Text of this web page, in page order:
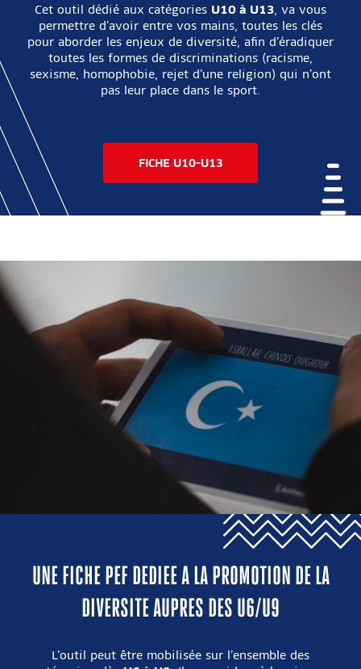
Cet outil dédié aux catégories U10 à U13 , va vous
permettre d’avoir entre vos mains, toutes les clés
pour aborder les enjeux de diversité, afin d’éradiquer
toutes les formes de discriminations (racisme,
sexisme, homophobie, rejet d’une religion) qui n’ont
pas leur place dans le sport.
FICHE U10-U13
UNE FICHE PEF DEDIEE A LA PROMOTION DE LA
DIVERSITE AUPRES DES U6/U9
L’outil peut être mobilisée sur l’ensemble des